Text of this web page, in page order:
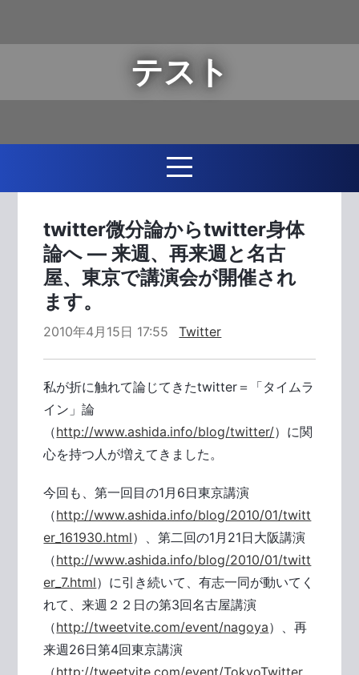
テスト
twitter微分論からtwitter身体
論へ ― 来週、再来週と名古
屋、東京で講演会が開催され
ます。
2010年4月15日 17:55 Twitter
私が折に触れて論じてきたtwitter＝「タイムラ
イン」論
（http://www.ashida.info/blog/twitter/）に関
心を持つ人が増えてきました。
今回も、第一回目の1月6日東京講演
（http://www.ashida.info/blog/2010/01/twitt
er_161930.html）、第二回の1月21日大阪講演
（http://www.ashida.info/blog/2010/01/twitt
er_7.html）に引き続いて、有志一同が動いてく
れて、来週２２日の第3回名古屋講演
（http://tweetvite.com/event/nagoya）、再
来週26日第4回東京講演
（http://tweetvite.com/event/TokyoTwitter